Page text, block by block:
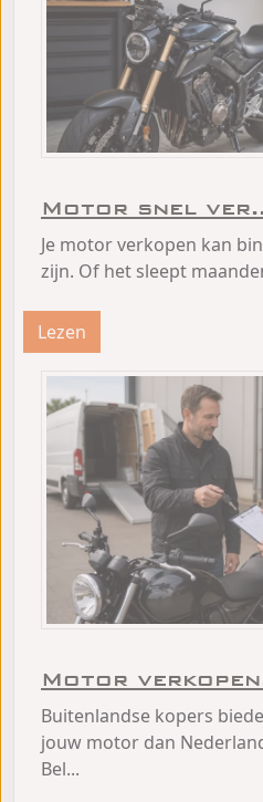
Motor snel
Je motor verkopen kan
zijn. Of het sleept
Lezen
Motor
Buitenlandse kopers
jouw motor dan
Bel...